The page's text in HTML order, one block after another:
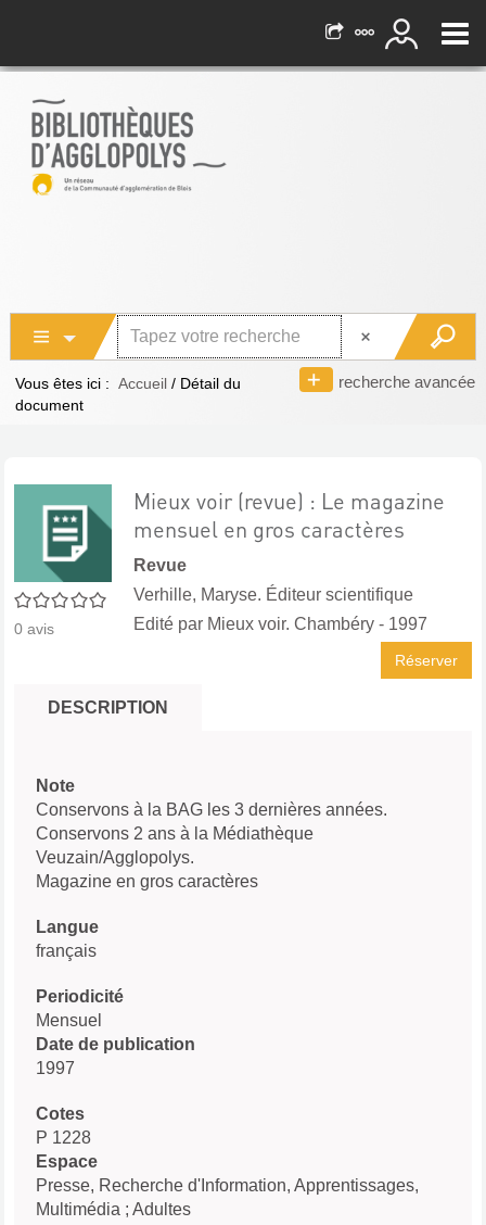
recherche avancée
Vous êtes ici : Accueil / Détail du
document
0/5
0 avis
Mieux voir (revue) : Le magazine
mensuel en gros caractères
Revue
Verhille, Maryse. Éditeur scientifique
Edité par Mieux voir. Chambéry - 1997
Réserver
DESCRIPTION
Note
Conservons à la BAG les 3 dernières années.
Conservons 2 ans à la Médiathèque
Veuzain/Agglopolys.
Magazine en gros caractères
Langue
français
Periodicité
Mensuel
Date de publication
1997
Cotes
P 1228
Espace
Presse, Recherche d'Information, Apprentissages,
Multimédia ; Adultes